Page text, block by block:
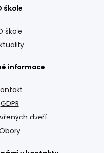
škole
škole
informace
GDPR
dveří
Obory